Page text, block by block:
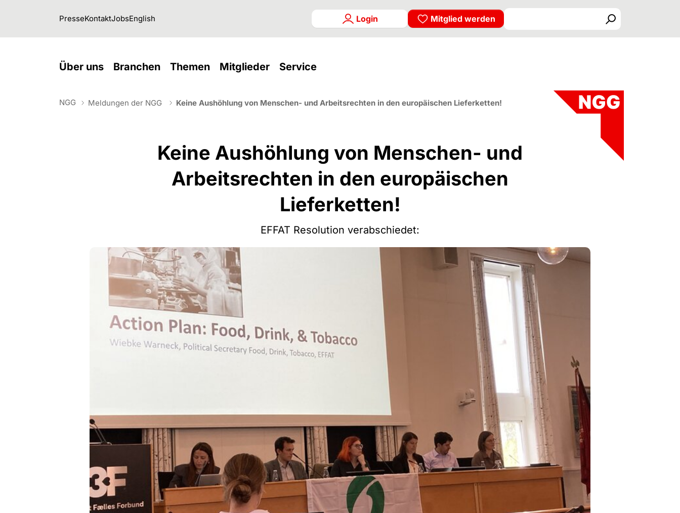
PresseKontaktJobsEnglish Login Mitglied werden
Suchen
Über uns(current)
Branchen(current)
Themen(current)
Mitglieder(current)
Service(current)
You are here:
NGG Meldungen der NGG Keine Aushöhlung von Menschen- und Arbeitsrechten in den europäischen Lieferketten!
Keine Aushöhlung von Menschen- und
Arbeitsrechten in den europäischen
Lieferketten!
EFFAT Resolution verabschiedet: